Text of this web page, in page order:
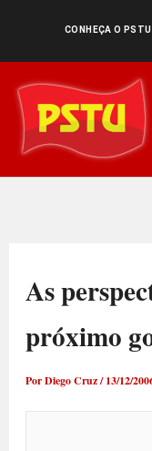
conteúdo
CONHEÇA O PSTU
As
próximo
PorDiego Cruz/13/12/